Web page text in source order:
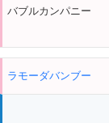
バブルカンパニー
ラモーダバンブー